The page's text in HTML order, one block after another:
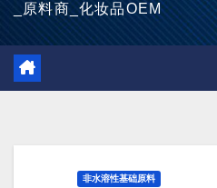
_原料商_化妆品OEM
非水溶性基础原料